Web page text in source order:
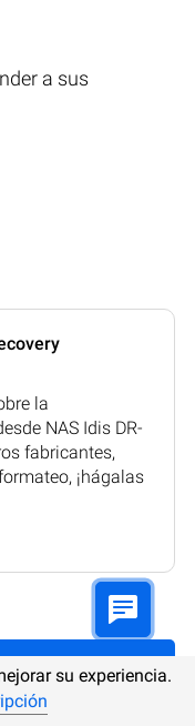
a sus
la
NAS Idis DR-
fabricantes,
¡hágalas
su experiencia.